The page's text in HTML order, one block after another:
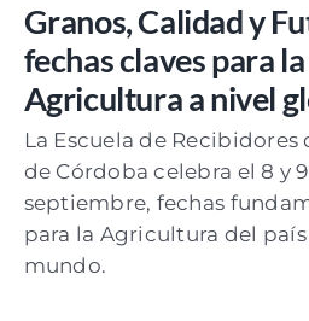
Granos, Calidad y
fechas claves para la
Agricultura a nivel
La Escuela de Recibidores
de Córdoba celebra el 8 y
septiembre, fechas
para la Agricultura del país
mundo.